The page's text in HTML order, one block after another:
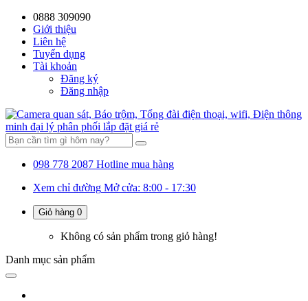
0888 309090
Giới thiệu
Liên hệ
Tuyển dụng
Tài khoản
Đăng ký
Đăng nhập
098 778 2087 Hotline mua hàng
Xem chỉ đường Mở cửa: 8:00 - 17:30
Giỏ hàng 0
Không có sản phẩm trong giỏ hàng!
Danh mục sản phẩm